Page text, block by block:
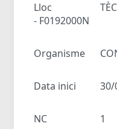
Lloc
- F0192000N
Organisme
Data inici 30/
NC 1